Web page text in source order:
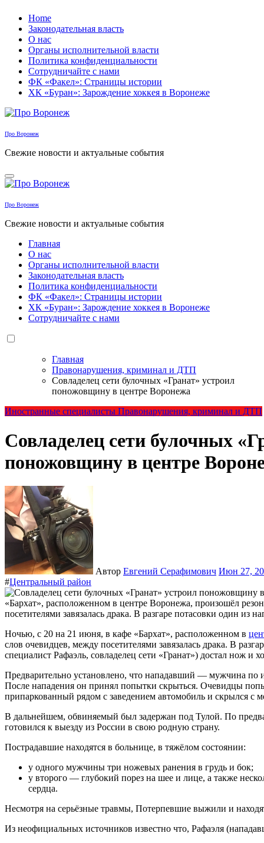
Перейти
содержанию
Home
Законодательная власть
О нас
Органы исполнительной власти
Политика конфиденциальности
Сотрудничайте с нами
ФК «Факел»: Страницы истории
ХК «Буран»: Зарождение хоккея в Воронеже
Про Воронеж
Свежие новости и актуальные события
Про Воронеж
Свежие новости и актуальные события
Главная
О нас
Органы исполнительной власти
Законодательная власть
Политика конфиденциальности
ФК «Факел»: Страницы истории
ХК «Буран»: Зарождение хоккея в Воронеже
Сотрудничайте с нами
Главная
Правонарушения, криминал и ДТП
Совладелец сети булочных «Гранат» устроил
поножовщину в центре Воронежа
Иностранные специалисты Правонарушения, криминал и ДТП
Совладелец сети булочных
поножовщину в центре
Автор Евгений Серафимович Июн 27,
#Центральный район
Ночью, с 20 на 21 июня, в кафе «Бархат», расположенном в
слов очевидцев, между посетителями завязалась драка. В
специалист Рафаэль, совладелец сети «Гранат») достал нож и
Предварительно установлено, что нападавший — мужчина по
После нападения он принял попытки скрыться. Очевидцы
припаркованный рядом с заведением автомобиль и скрылся с
В дальнейшем, обвиняемый был задержан под Тулой. По
готовился к выезду из России в свою родную страну.
Пострадавшие находятся в больнице, в тяжёлом состоянии:
у одного мужчины три ножевых ранения в грудь и бок;
у второго — глубокий порез на шее и лице, а также
сердца.
Несмотря на серьёзные травмы, Потерпевшие выжили и
Из неофициальных источников известно что, Рафаэля